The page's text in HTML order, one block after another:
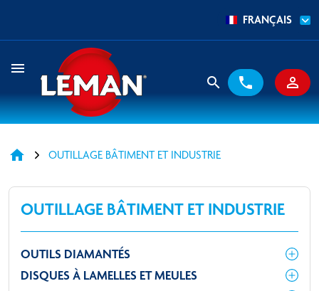
FRANÇAIS
search phone person_outline
menu
home OUTILLAGE BÂTIMENT ET INDUSTRIE
OUTILLAGE BÂTIMENT ET INDUSTRIE
OUTILS DIAMANTÉS
DISQUES À LAMELLES ET MEULES